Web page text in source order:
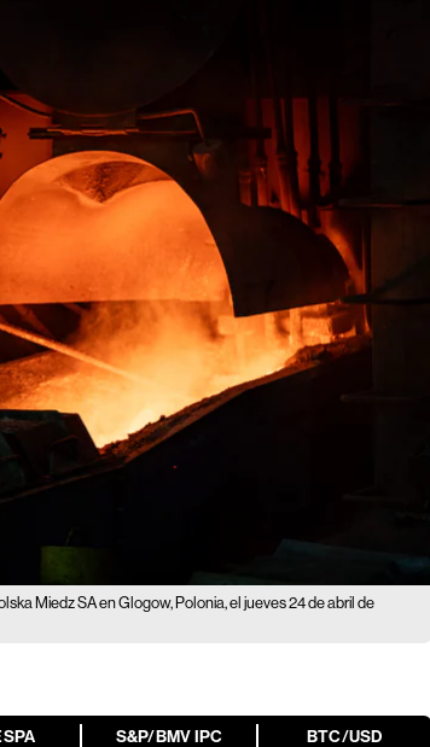
Miedz SA en Glogow, Polonia, el jueves 24 de abril de
S&P/BMV IPC BTC/USD